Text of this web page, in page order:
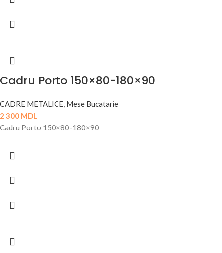
Cadru Porto 150×80-180×90
CADRE METALICE, Mese Bucatarie
2 300 MDL
Cadru Porto 150×80-180×90